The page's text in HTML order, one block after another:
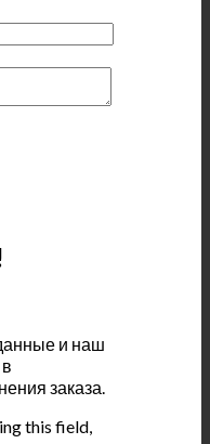
и наш
заказа.
this field,